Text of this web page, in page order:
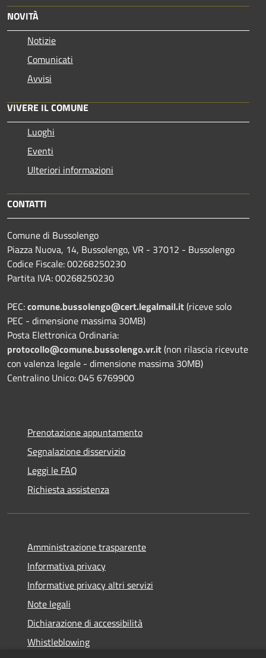
NOVITÀ
Notizie
Comunicati
Avvisi
VIVERE IL COMUNE
Luoghi
Eventi
Ulteriori informazioni
CONTATTI
Comune di Bussolengo
Piazza Nuova, 14, Bussolengo, VR - 37012 - Bussolengo
Codice Fiscale: 00268250230
Partita IVA: 00268250230
PEC:comune.bussolengo@cert.legalmail.it(riceve solo
PEC - dimensione massima 30MB)
Posta Elettronica Ordinaria:
protocollo@comune.bussolengo.vr.it(non rilascia ricevute
con valenza legale - dimensione massima 30MB)
Centralino Unico: 045 6769900
Prenotazione appuntamento
Segnalazione disservizio
Leggi le FAQ
Richiesta assistenza
Amministrazione trasparente
Informativa privacy
Informative privacy altri servizi
Note legali
Dichiarazione di accessibilità
Whistleblowing